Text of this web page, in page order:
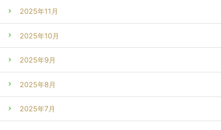
2025年11月
2025年10月
2025年9月
2025年8月
2025年7月